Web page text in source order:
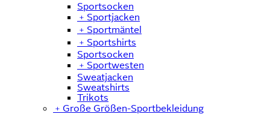
Sportsocken
﹢ Sportjacken
﹢ Sportmäntel
﹢ Sportshirts
Sportsocken
﹢ Sportwesten
Sweatjacken
Sweatshirts
Trikots
﹢ Große Größen-Sportbekleidung